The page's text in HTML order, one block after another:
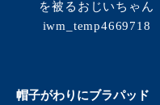
帽子がわりにブラパッド